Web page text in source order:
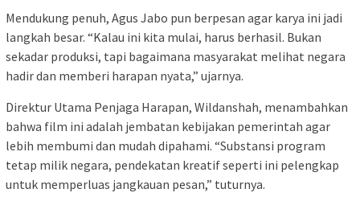
Mendukung penuh, Agus Jabo pun berpesan agar karya ini jadi
langkah besar. “Kalau ini kita mulai, harus berhasil. Bukan
sekadar produksi, tapi bagaimana masyarakat melihat negara
hadir dan memberi harapan nyata,” ujarnya.
Direktur Utama Penjaga Harapan, Wildanshah, menambahkan
bahwa film ini adalah jembatan kebijakan pemerintah agar
lebih membumi dan mudah dipahami. “Substansi program
tetap milik negara, pendekatan kreatif seperti ini pelengkap
untuk memperluas jangkauan pesan,” tuturnya.